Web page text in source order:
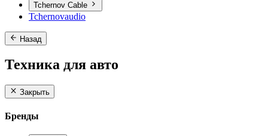
Tchernov Cable
Tchernovaudio
Назад
Техника для авто
Закрыть
Бренды